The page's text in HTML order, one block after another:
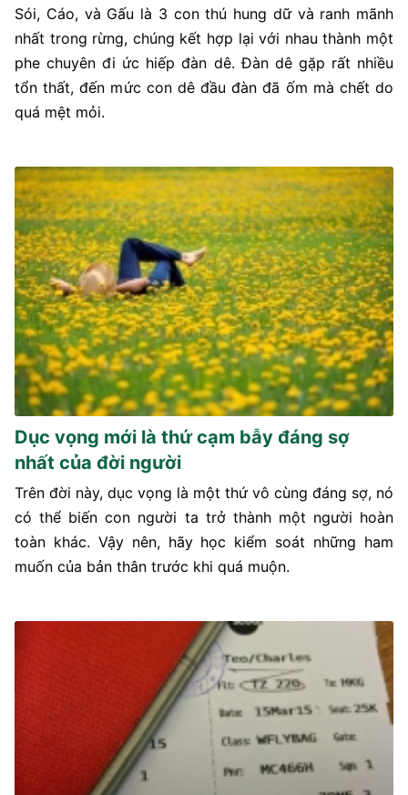
Sói, Cáo, và Gấu là 3 con thú hung dữ và ranh mãnh
nhất trong rừng, chúng kết hợp lại với nhau thành một
phe chuyên đi ức hiếp đàn dê. Đàn dê gặp rất nhiều
tổn thất, đến mức con dê đầu đàn đã ốm mà chết do
quá mệt mỏi.
Dục vọng mới là thứ cạm bẫy đáng sợ
nhất của đời người
Trên đời này, dục vọng là một thứ vô cùng đáng sợ, nó
có thể biến con người ta trở thành một người hoàn
toàn khác. Vậy nên, hãy học kiểm soát những ham
muốn của bản thân trước khi quá muộn.